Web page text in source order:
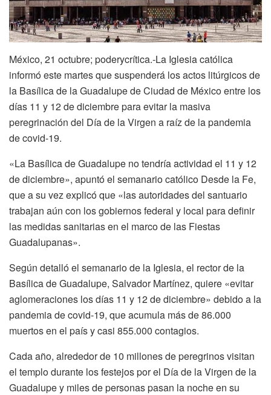
México, 21 octubre; poderycrítica.-La Iglesia católica
informó este martes que suspenderá los actos litúrgicos de
la Basílica de la Guadalupe de Ciudad de México entre los
días 11 y 12 de diciembre para evitar la masiva
peregrinación del Día de la Virgen a raíz de la pandemia
de covid-19.
«La Basílica de Guadalupe no tendría actividad el 11 y 12
de diciembre», apuntó el semanario católico Desde la Fe,
que a su vez explicó que «las autoridades del santuario
trabajan aún con los gobiernos federal y local para definir
las medidas sanitarias en el marco de las Fiestas
Guadalupanas».
Según detalló el semanario de la Iglesia, el rector de la
Basílica de Guadalupe, Salvador Martínez, quiere «evitar
aglomeraciones los días 11 y 12 de diciembre» debido a la
pandemia de covid-19, que acumula más de 86.000
muertos en el país y casi 855.000 contagios.
Cada año, alrededor de 10 millones de peregrinos visitan
el templo durante los festejos por el Día de la Virgen de la
Guadalupe y miles de personas pasan la noche en su